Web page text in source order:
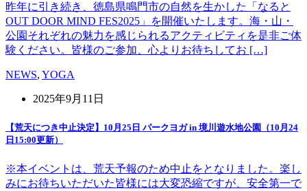
昨年に引き続き、徳島県鳴門市の自然を生かした「なると
OUT DOOR MIND FES2025」を開催いたします。海・山・
公園それぞれの魅力を感じられるアクティビティを是非ご体
験ください。皆様のご参加、心よりお待ちしてお […]
NEWS, YOGA
2025年9月11日
【荒天につき中止決定】10月25日 パークヨガ in 境川遊水地公園（10月24
日15:00更新）
※本イベントは、荒天予報のため中止をとなりました。楽し
みにお待ちいただいた皆様には大変恐縮ですが、安全第一で